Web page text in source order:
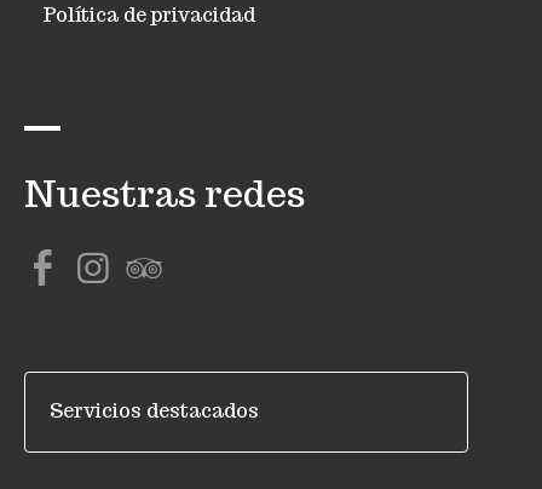
Política de privacidad
Nuestras redes